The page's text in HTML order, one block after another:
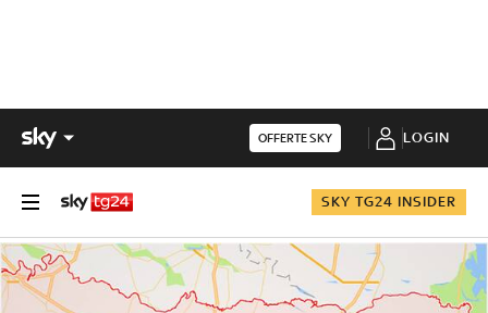
OFFERTE SKY LOGIN
SKY TG24 INSIDER